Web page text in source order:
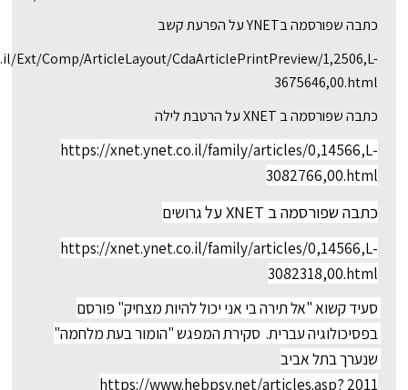
כתבה שפורסמה בYNET על הפרעת קשב
Ext/Comp/ArticleLayout/CdaArticlePrintPreview/1,2506,L-
3675646,00.html
כתבה שפורסמה ב XNET על הרטבת לילה
https://xnet.ynet.co.il/family/articles/0,14566,L-
3082766,00.html
כתבה שפורסמה ב XNET על
גרושים
https://xnet.ynet.co.il/family/articles/0,14566,L-
3082318,00.html
2011 https://www.hebpsy.net/articles.asp?